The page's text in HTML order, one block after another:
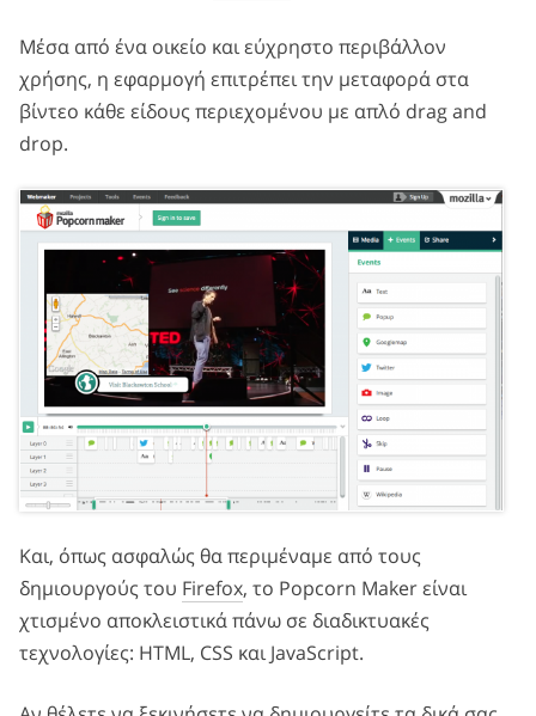
Μέσα από ένα οικείο και εύχρηστο περιβάλλον
χρήσης, η εφαρμογή επιτρέπει την μεταφορά στα
βίντεο κάθε είδους περιεχομένου με απλό drag and
drop.
Και, όπως ασφαλώς θα περιμέναμε από τους
δημιουργούς του Firefox, το Popcorn Maker είναι
χτισμένο αποκλειστικά πάνω σε διαδικτυακές
τεχνολογίες: HTML, CSS και JavaScript.